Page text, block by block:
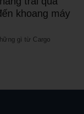
khoang máy
gì từ Cargo